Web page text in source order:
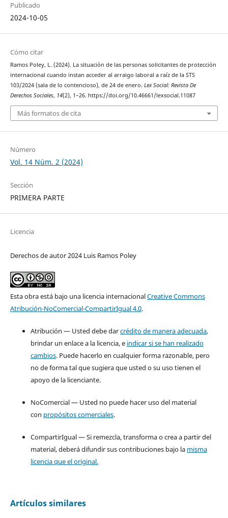
Publicado
2024-10-05
Cómo citar
Ramos Poley, L. (2024). La situación de las personas solicitantes de protección
internacional cuando instan acceder al arraigo laboral a raíz de la STS
103/2024 (sala de lo contencioso), de 24 de enero. Lex Social: Revista De
Derechos Sociales, 14(2), 1–26. https://doi.org/10.46661/lexsocial.11087
Más formatos de cita
Número
Vol. 14 Núm. 2 (2024)
Sección
PRIMERA PARTE
Licencia
Derechos de autor 2024 Luis Ramos Poley
Esta obra está bajo una licencia internacionalCreative Commons
Atribución-NoComercial-CompartirIgual 4.0.
Atribución — Usted debe darcrédito de manera adecuada,
brindar un enlace a la licencia, e indicar si se han realizado
cambios. Puede hacerlo en cualquier forma razonable, pero
no de forma tal que sugiera que usted o su uso tienen el
apoyo de la licenciante.
NoComercial — Usted no puede hacer uso del material
con propósitos comerciales.
CompartirIgual — Si remezcla, transforma o crea a partir del
material, deberá difundir sus contribuciones bajo la misma
licencia que el original.
Artículos similares